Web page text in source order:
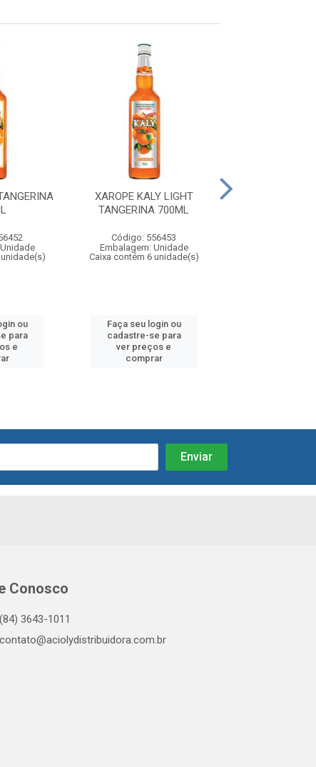
ou
para
e
XAROPE KALY LIGHT
TANGERINA 700ML
Código: 556453
Embalagem: Unidade
Caixa contém 6 unidade(s)
Faça seu login ou
cadastre-se para
ver preços e
comprar
Conosco
(84) 3643-1011
contato@aciolydistribuidora.com.br